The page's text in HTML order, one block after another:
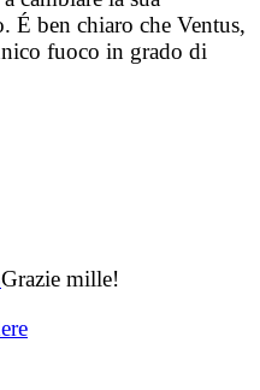
É ben chiaro che Ventus,
fuoco in grado di
Grazie mille!